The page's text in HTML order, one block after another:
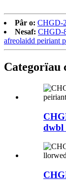
Pâr o: CHGD-
Nesaf: CHGD-
afreolaidd peiriant
Categorïau
dwbl